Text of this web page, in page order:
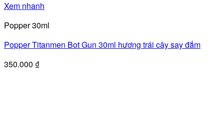
Xem nhanh
Popper 30ml
Popper Titanmen Bot Gun 30ml hương trái cây say đắm
350.000 ₫